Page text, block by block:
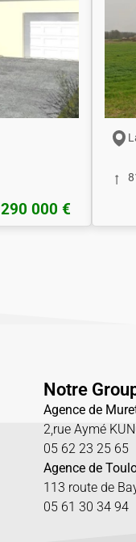
290 000 €
Notre
Agence de
2,rue Aymé
05 62 23 25 65
Agence de
113 route de
05 61 30 34 94